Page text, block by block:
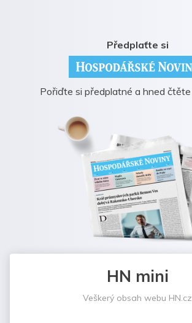
Předplaťte si
Pořiďte si předplatné a hned čtěte
HN mini
Veškerý obsah webu HN.cz